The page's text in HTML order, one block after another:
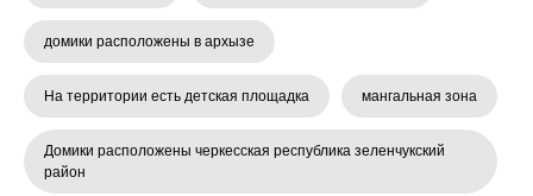
домики расположены в архызе
На территории есть детская площадка мангальная зона
Домики расположены черкесская республика зеленчукский
район